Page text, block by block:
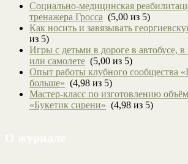
Социально-медицинская
тренажера Гросса (5,00 из 5)
Как носить и завязывать
из 5)
Игры с детьми в дороге в автобусе,
или самолете (5,00 из 5)
Опыт работы клубного сообщества
больше» (4,98 из 5)
Мастер-класс по изготовлению
«Букетик сирени» (4,98 из 5)